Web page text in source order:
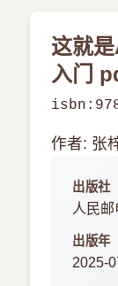
这就
入门
作者: 张
出版社
人民
出版年
2025-